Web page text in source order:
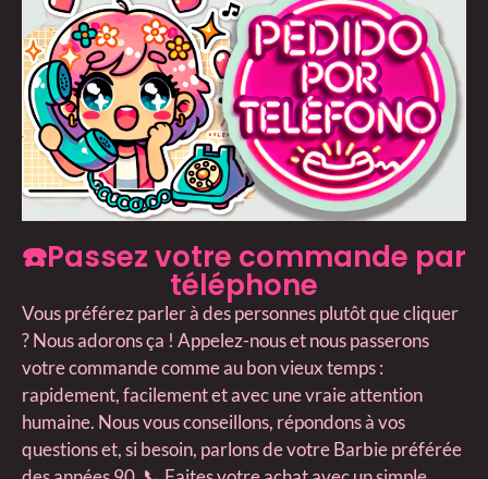
☎️Passez votre commande par
téléphone
Vous préférez parler à des personnes plutôt que cliquer
? Nous adorons ça ! Appelez-nous et nous passerons
votre commande comme au bon vieux temps :
rapidement, facilement et avec une vraie attention
humaine. Nous vous conseillons, répondons à vos
questions et, si besoin, parlons de votre Barbie préférée